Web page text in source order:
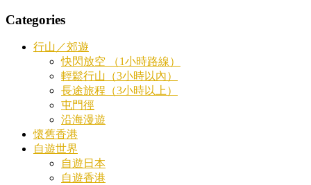
Categories
行山／郊遊
快閃放空 （1小時路線）
輕鬆行山（3小時以內）
長途旅程（3小時以上）
屯門徑
沿海漫遊
懷舊香港
自遊世界
自遊日本
自遊香港